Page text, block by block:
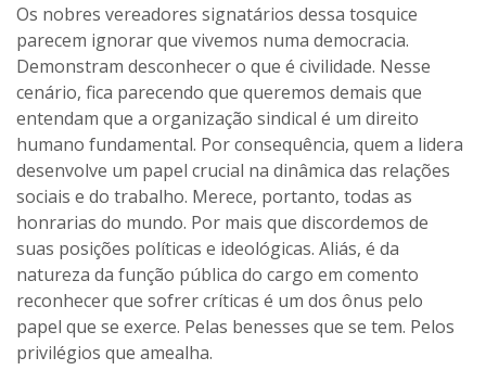
Os nobres vereadores signatários dessa tosquice
parecem ignorar que vivemos numa democracia.
Demonstram desconhecer o que é civilidade. Nesse
cenário, fica parecendo que queremos demais que
entendam que a organização sindical é um direito
humano fundamental. Por consequência, quem a lidera
desenvolve um papel crucial na dinâmica das relações
sociais e do trabalho. Merece, portanto, todas as
honrarias do mundo. Por mais que discordemos de
suas posições políticas e ideológicas. Aliás, é da
natureza da função pública do cargo em comento
reconhecer que sofrer críticas é um dos ônus pelo
papel que se exerce. Pelas benesses que se tem. Pelos
privilégios que amealha.